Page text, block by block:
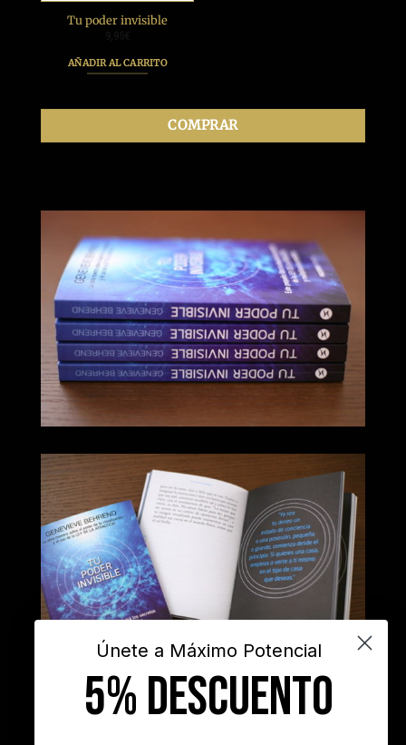
Tu poder invisible
AÑADIR AL CARRITO
COMPRAR
Únete a Máximo Potencial
5% DESCUENTO